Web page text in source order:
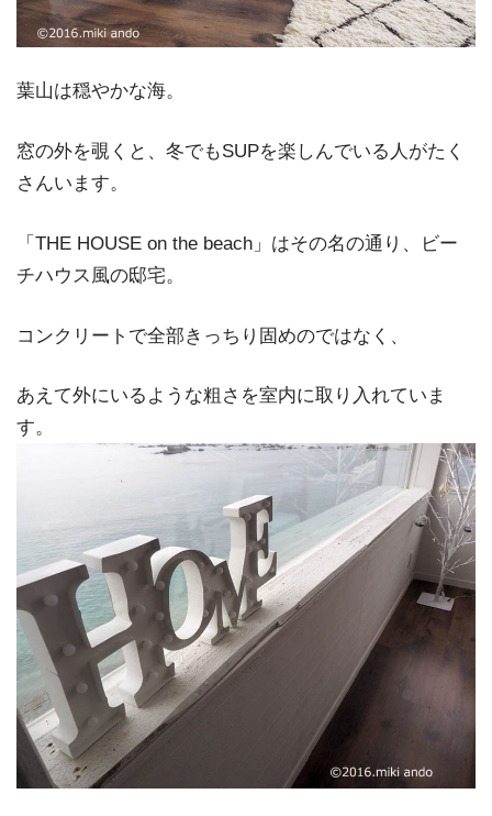
葉山は穏やかな海。
窓の外を覗くと、冬でもSUPを楽しんでいる人がたく
さんいます。
「THE HOUSE on the beach」はその名の通り、ビー
チハウス風の邸宅。
コンクリートで全部きっちり固めのではなく、
あえて外にいるような粗さを室内に取り入れていま
す。